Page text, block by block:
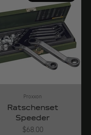
Proxxon
Ratschenset
Speeder
Angebot
$68.00